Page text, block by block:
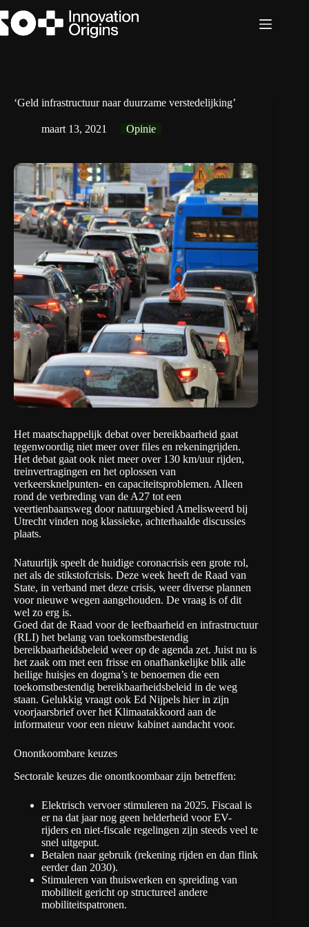
naar
de
‘Geld infrastructuur naar duurzame verstedelijking’
maart 13, 2021 Opinie
Het maatschappelijk debat over bereikbaarheid gaat
tegenwoordig niet meer over files en rekeningrijden.
Het debat gaat ook niet meer over 130 km/uur rijden,
treinvertragingen en het oplossen van
verkeersknelpunten- en capaciteitsproblemen. Alleen
rond de verbreding van de A27 tot een
veertienbaansweg door natuurgebied Amelisweerd bij
Utrecht vinden nog klassieke, achterhaalde discussies
plaats.
Natuurlijk speelt de huidige coronacrisis een grote rol,
net als de stikstofcrisis. Deze week heeft de Raad van
State, in verband met deze crisis, weer diverse plannen
voor nieuwe wegen aangehouden. De vraag is of dit
wel zo erg is.
Goed dat de Raad voor de leefbaarheid en infrastructuur
(RLI) het belang van toekomstbestendig
bereikbaarheidsbeleid weer op de agenda zet. Juist nu is
het zaak om met een frisse en onafhankelijke blik alle
heilige huisjes en dogma’s te benoemen die een
toekomstbestendig bereikbaarheidsbeleid in de weg
staan. Gelukkig vraagt ook Ed Nijpels hier in zijn
voorjaarsbrief over het Klimaatakkoord aan de
informateur voor een nieuw kabinet aandacht voor.
Onontkoombare keuzes
Sectorale keuzes die onontkoombaar zijn betreffen:
Elektrisch vervoer stimuleren na 2025. Fiscaal is
er na dat jaar nog geen helderheid voor EV-
rijders en niet-fiscale regelingen zijn steeds veel te
snel uitgeput.
Betalen naar gebruik (rekening rijden en dan flink
eerder dan 2030).
Stimuleren van thuiswerken en spreiding van
mobiliteit gericht op structureel andere
mobiliteitspatronen.